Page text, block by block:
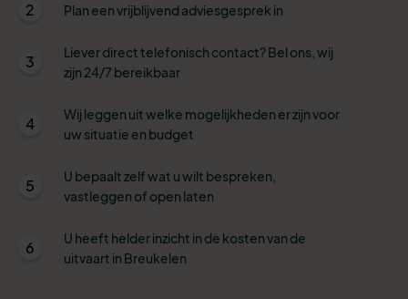
2 Plan een vrijblijvend adviesgesprek in
3
Liever direct telefonisch contact? Bel ons, wij
zijn 24/7 bereikbaar
4
Wij leggen uit welke mogelijkheden er zijn voor
uw situatie en budget
5
U bepaalt zelf wat u wilt bespreken,
vastleggen of open laten
6
U heeft helder inzicht in de kosten van de
uitvaart in Breukelen